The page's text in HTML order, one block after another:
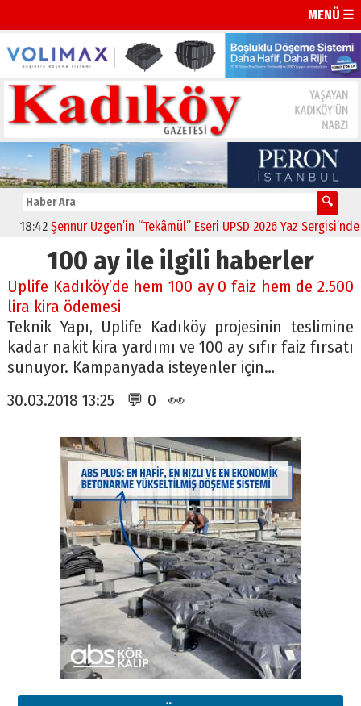
MENÜ ☰
18:42 Şennur Üzgen’in “Tekâmül” Eseri UPSD 2026 Yaz Sergisi’nde
100 ay ile ilgili haberler
Uplife Kadıköy’de hem 100 ay 0 faiz hem de 2.500
lira kira ödemesi
Teknik Yapı, Uplife Kadıköy projesinin teslimine
kadar nakit kira yardımı ve 100 ay sıfır faiz fırsatı
sunuyor. Kampanyada isteyenler için…
30.03.2018 13:25 💬 0 👀